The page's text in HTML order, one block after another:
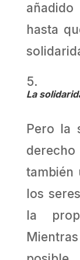
hasta
La
Pero la
también
los
la